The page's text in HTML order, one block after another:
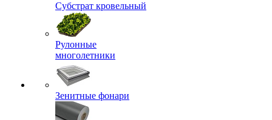
Субстрат кровельный
Рулонные
многолетники
Зенитные фонари